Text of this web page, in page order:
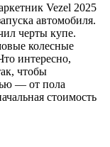
Vezel 2025
автомобиля.
черты купе.
колесные
интересно,
чтобы
— от пола
стоимость